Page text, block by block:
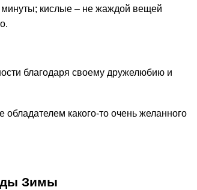
минуты; кислые – не жаждой вещей
благодаря своему дружелюбию и
какого-то очень желанного
Зимы